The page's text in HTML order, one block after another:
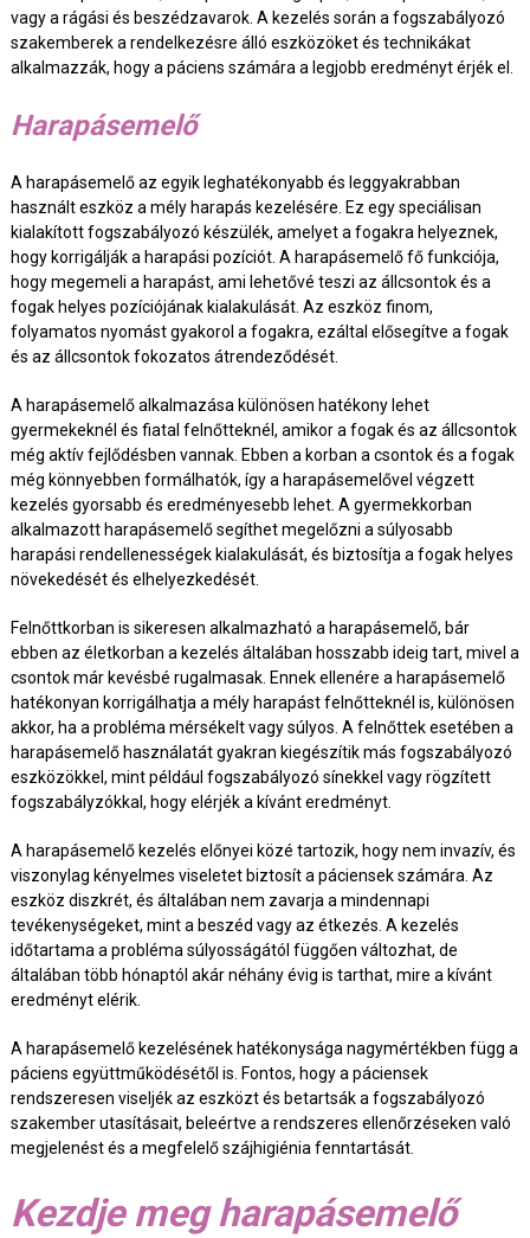
vagy a rágási és beszédzavarok. A kezelés során a fogszabályozó
szakemberek a rendelkezésre álló eszközöket és technikákat
alkalmazzák, hogy a páciens számára a legjobb eredményt érjék el.
Harapásemelő
A harapásemelő az egyik leghatékonyabb és leggyakrabban
használt eszköz a mély harapás kezelésére. Ez egy speciálisan
kialakított fogszabályozó készülék, amelyet a fogakra helyeznek,
hogy korrigálják a harapási pozíciót. A harapásemelő fő funkciója,
hogy megemeli a harapást, ami lehetővé teszi az állcsontok és a
fogak helyes pozíciójának kialakulását. Az eszköz finom,
folyamatos nyomást gyakorol a fogakra, ezáltal elősegítve a fogak
és az állcsontok fokozatos átrendeződését.
A harapásemelő alkalmazása különösen hatékony lehet
gyermekeknél és fiatal felnőtteknél, amikor a fogak és az állcsontok
még aktív fejlődésben vannak. Ebben a korban a csontok és a fogak
még könnyebben formálhatók, így a harapásemelővel végzett
kezelés gyorsabb és eredményesebb lehet. A gyermekkorban
alkalmazott harapásemelő segíthet megelőzni a súlyosabb
harapási rendellenességek kialakulását, és biztosítja a fogak helyes
növekedését és elhelyezkedését.
Felnőttkorban is sikeresen alkalmazható a harapásemelő, bár
ebben az életkorban a kezelés általában hosszabb ideig tart, mivel a
csontok már kevésbé rugalmasak. Ennek ellenére a harapásemelő
hatékonyan korrigálhatja a mély harapást felnőtteknél is, különösen
akkor, ha a probléma mérsékelt vagy súlyos. A felnőttek esetében a
harapásemelő használatát gyakran kiegészítik más fogszabályozó
eszközökkel, mint például fogszabályozó sínekkel vagy rögzített
fogszabályzókkal, hogy elérjék a kívánt eredményt.
A harapásemelő kezelés előnyei közé tartozik, hogy nem invazív, és
viszonylag kényelmes viseletet biztosít a páciensek számára. Az
eszköz diszkrét, és általában nem zavarja a mindennapi
tevékenységeket, mint a beszéd vagy az étkezés. A kezelés
időtartama a probléma súlyosságától függően változhat, de
általában több hónaptól akár néhány évig is tarthat, mire a kívánt
eredményt elérik.
A harapásemelő kezelésének hatékonysága nagymértékben függ a
páciens együttműködésétől is. Fontos, hogy a páciensek
rendszeresen viseljék az eszközt és betartsák a fogszabályozó
szakember utasításait, beleértve a rendszeres ellenőrzéseken való
megjelenést és a megfelelő szájhigiénia fenntartását.
Kezdje meg harapásemelő